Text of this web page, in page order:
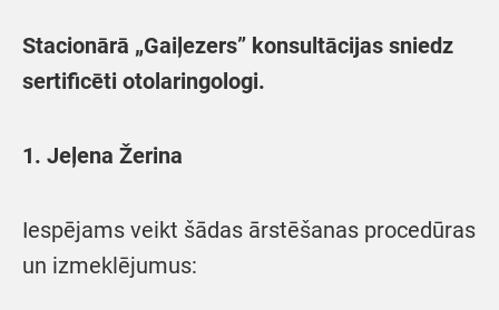
Stacionārā „Gaiļezers” konsultācijas sniedz
sertificēti otolaringologi.
1. Jeļena Žerina
Iespējams veikt šādas ārstēšanas procedūras
un izmeklējumus: